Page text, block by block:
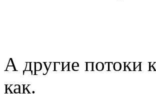
А другие потоки
как.